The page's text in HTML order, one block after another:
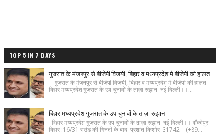
TOP 5 IN 7 DAYS
गुजरात के मंजनपुर से बीजेपी विजयी, बिहार व मध्यप्रदेश मे बीजेपी की हालत
गुजरात के मंजनपुर से बीजेपी विजयी, बिहार व मध्यप्रदेश मे बीजेपी की हालत
बिहार मध्यप्रदेश गुजरात के उप चुनावों के ताज़ा रुझान नई दिल्ली।।...
बिहार मध्यप्रदेश गुजरात के उप चुनावों के ताज़ा रुझान
बिहार मध्यप्रदेश गुजरात के उप चुनावों के ताज़ा रुझान नई दिल्ली।। बाँकीपुर
बिहार :16/31 राउंड की गिनती के बाद प्रशांत किशोर 31742 (+89...